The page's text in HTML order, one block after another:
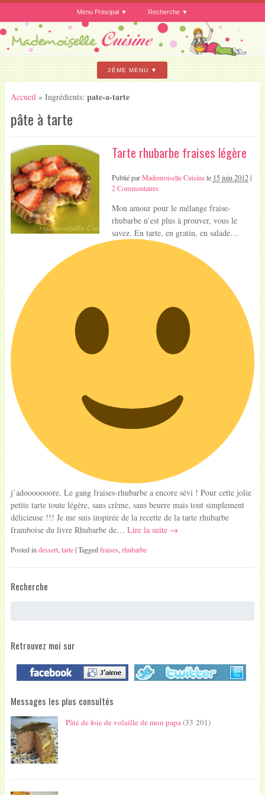
Menu Principal Recherche
2ÈME MENU
Accueil » Ingrédients: pate-a-tarte
pâte à tarte
Tarte rhubarbe fraises légère
Publié parMademoiselle Cuisinele 15 juin 2012|
2 Commentaires
Mon amour pour le mélange fraise-
rhubarbe n’est plus à prouver, vous le
savez. En tarte, en gratin, en salade…
j’adooooooore. Le gang fraises-rhubarbe a encore sévi ! Pour cette jolie
petite tarte toute légère, sans crème, sans beurre mais tout simplement
délicieuse !!! Je me suis inspirée de la recette de la tarte rhubarbe
framboise du livre Rhubarbe de… Lire la suite →
Posted indessert, tarte | Taggedfraises, rhubarbe
Recherche
Retrouvez moi sur
Messages les plus consultés
Pâté de foie de volaille de mon papa(33 201)